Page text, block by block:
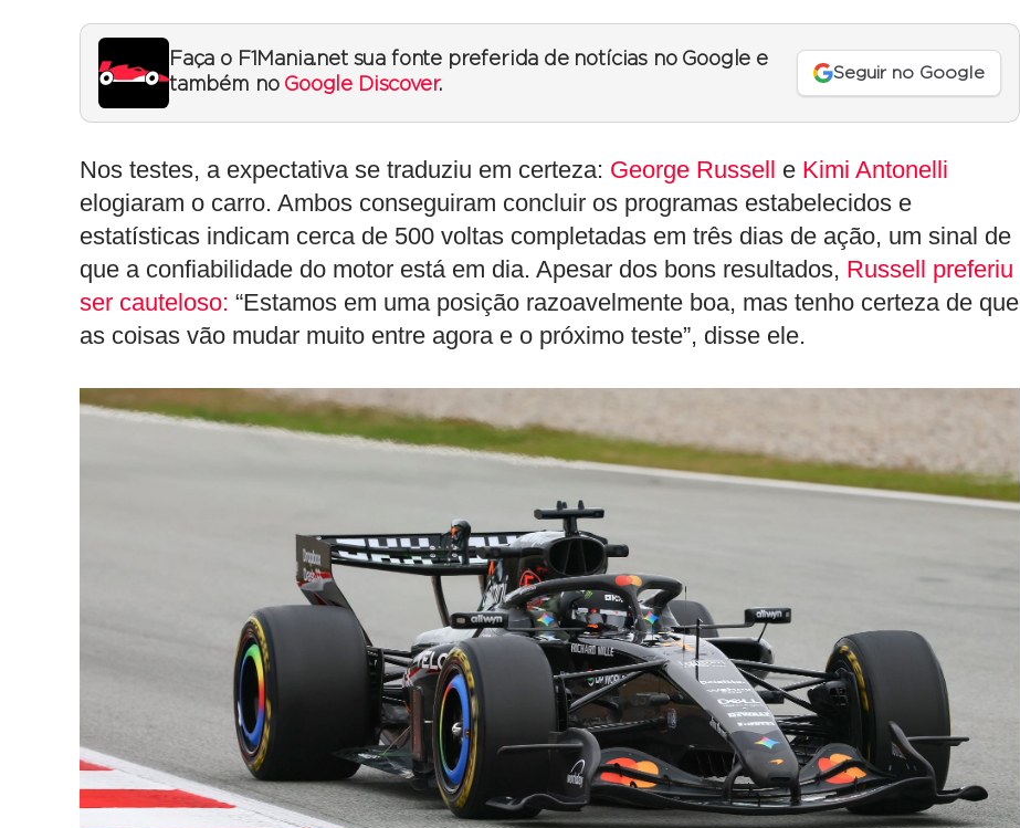
Faça o F1Mania.net sua fonte preferida de notícias no Google e
também no Google Discover.
Seguir no Google
Nos testes, a expectativa se traduziu em certeza: George Russell e Kimi Antonelli
elogiaram o carro. Ambos conseguiram concluir os programas estabelecidos e
estatísticas indicam cerca de 500 voltas completadas em três dias de ação, um sinal de
que a confiabilidade do motor está em dia. Apesar dos bons resultados, Russell preferiu
ser cauteloso: “Estamos em uma posição razoavelmente boa, mas tenho certeza de que
as coisas vão mudar muito entre agora e o próximo teste”, disse ele.